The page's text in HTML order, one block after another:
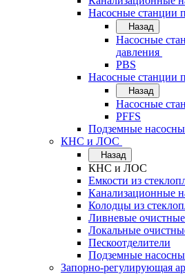
Насосные станции
Назад
Насосные
давления
PBS
Насосные станции
Назад
Насосные
PFFS
Подземные
КНС и ЛОС
Назад
КНС и ЛОС
Емкости из
Канализационные
Колодцы из
Ливневые
Локальные
Пескоотделители
Подземные
Запорно-регулирующая